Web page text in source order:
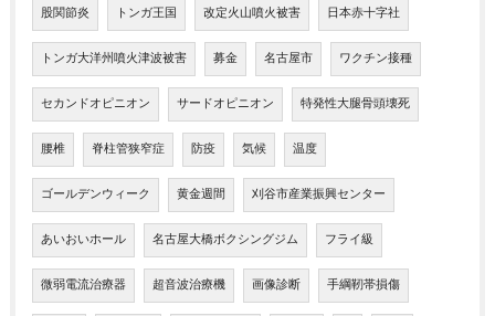
股関節炎 トンガ王国 改定火山噴火被害 日本赤十字社
トンガ大洋州噴火津波被害 募金 名古屋市 ワクチン接種
セカンドオピニオン サードオピニオン 特発性大腿骨頭壊死
腰椎 脊柱管狭窄症 防疫 気候 温度
ゴールデンウィーク 黄金週間 刈谷市産業振興センター
あいおいホール 名古屋大橋ボクシングジム フライ級
微弱電流治療器 超音波治療機 画像診断 手綱靭帯損傷